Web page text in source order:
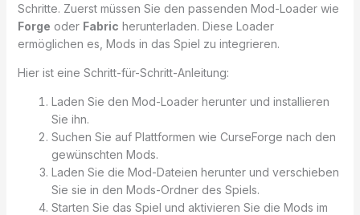
Schritte. Zuerst müssen Sie den passenden Mod-Loader wie
Forge oder Fabric herunterladen. Diese Loader
ermöglichen es, Mods in das Spiel zu integrieren.
Hier ist eine Schritt-für-Schritt-Anleitung:
Laden Sie den Mod-Loader herunter und installieren
Sie ihn.
Suchen Sie auf Plattformen wie CurseForge nach den
gewünschten Mods.
Laden Sie die Mod-Dateien herunter und verschieben
Sie sie in den Mods-Ordner des Spiels.
Starten Sie das Spiel und aktivieren Sie die Mods im